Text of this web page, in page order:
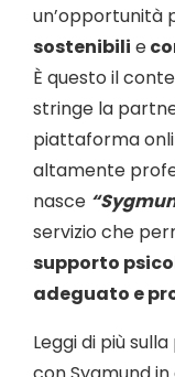
un’opportunità
sostenibili e
È questo il
stringe la
piattaforma
altamente
nasce
servizio che
supporto
adeguato e
Leggi di più